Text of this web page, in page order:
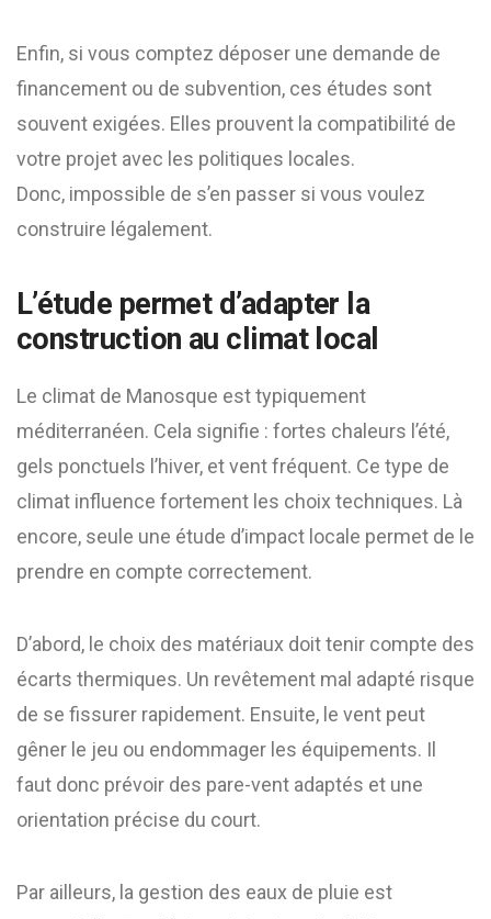
Enfin, si vous comptez déposer une demande de
financement ou de subvention, ces études sont
souvent exigées. Elles prouvent la compatibilité de
votre projet avec les politiques locales.
Donc, impossible de s’en passer si vous voulez
construire légalement.
L’étude permet d’adapter la
construction au climat local
Le climat de Manosque est typiquement
méditerranéen. Cela signifie : fortes chaleurs l’été,
gels ponctuels l’hiver, et vent fréquent. Ce type de
climat influence fortement les choix techniques. Là
encore, seule une étude d’impact locale permet de le
prendre en compte correctement.
D’abord, le choix des matériaux doit tenir compte des
écarts thermiques. Un revêtement mal adapté risque
de se fissurer rapidement. Ensuite, le vent peut
gêner le jeu ou endommager les équipements. Il
faut donc prévoir des pare-vent adaptés et une
orientation précise du court.
Par ailleurs, la gestion des eaux de pluie est